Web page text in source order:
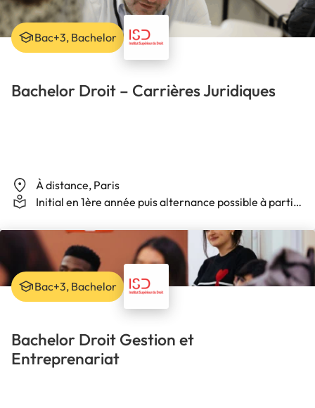
Bachelor Droit – Carrières Juridiques
À distance, Paris
Initial en 1ère année puis alternance possible à partir
Bac+3, Bachelor
Bachelor Droit Gestion et
Entreprenariat
Bac+3, Bachelor